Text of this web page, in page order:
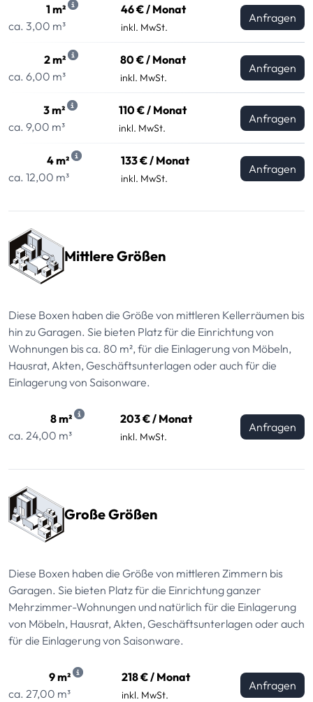
1 m²
ca. 3,00 m³
46 € / Monat
inkl. MwSt.
Anfragen
2 m²
ca. 6,00 m³
80 € / Monat
inkl. MwSt.
Anfragen
3 m²
ca. 9,00 m³
110 € / Monat
inkl. MwSt.
Anfragen
4 m²
ca. 12,00 m³
133 € / Monat
inkl. MwSt.
Anfragen
Mittlere Größen
Diese Boxen haben die Größe von mittleren Kellerräumen bis
hin zu Garagen. Sie bieten Platz für die Einrichtung von
Wohnungen bis ca. 80 m², für die Einlagerung von Möbeln,
Hausrat, Akten, Geschäftsunterlagen oder auch für die
Einlagerung von Saisonware.
8 m²
ca. 24,00 m³
203 € / Monat
inkl. MwSt.
Anfragen
Große Größen
Diese Boxen haben die Größe von mittleren Zimmern bis
Garagen. Sie bieten Platz für die Einrichtung ganzer
Mehrzimmer-Wohnungen und natürlich für die Einlagerung
von Möbeln, Hausrat, Akten, Geschäftsunterlagen oder auch
für die Einlagerung von Saisonware.
9 m²
ca. 27,00 m³
218 € / Monat
inkl. MwSt.
Anfragen